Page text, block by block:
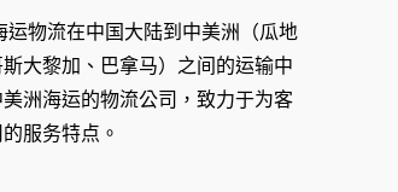
物流在中国大陆到中美洲（瓜地
大黎加、巴拿马）之间的运输中
洲海运的物流公司，致力于为客
服务特点。